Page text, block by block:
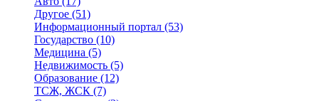
Другое (51)
Информационный портал (53)
Государство (10)
Медицина (5)
Недвижимость (5)
Образование (12)
ТСЖ, ЖСК (7)